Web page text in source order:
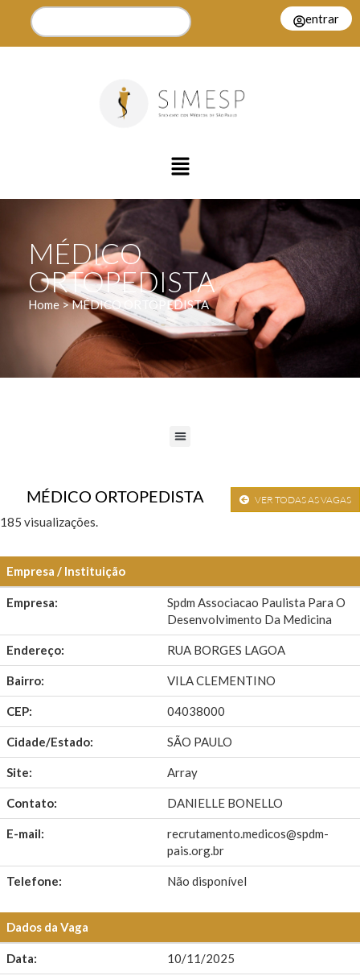
entrar
MÉDICO
ORTOPEDISTA
Home > MÉDICO ORTOPEDISTA
VER TODAS AS VAGAS
MÉDICO ORTOPEDISTA
185 visualizações.
Empresa / Instituição
Empresa:
Spdm Associacao Paulista Para O
Desenvolvimento Da Medicina
Endereço: RUA BORGES LAGOA
Bairro: VILA CLEMENTINO
CEP: 04038000
Cidade/Estado: SÃO PAULO
Site: Array
Contato: DANIELLE BONELLO
E-mail:
recrutamento.medicos@spdm-
pais.org.br
Telefone: Não disponível
Dados da Vaga
Data: 10/11/2025